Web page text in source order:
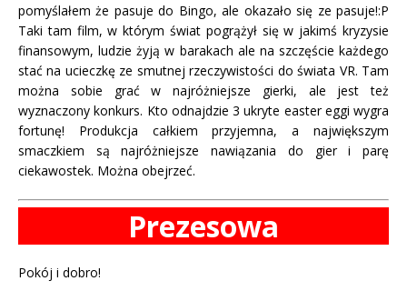
pomyślałem że pasuje do Bingo, ale okazało się ze pasuje!:P
Taki tam film, w którym świat pogrążył się w jakimś kryzysie
finansowym, ludzie żyją w barakach ale na szczęście każdego
stać na ucieczkę ze smutnej rzeczywistości do świata VR. Tam
można sobie grać w najróżniejsze gierki, ale jest też
wyznaczony konkurs. Kto odnajdzie 3 ukryte easter eggi wygra
fortunę! Produkcja całkiem przyjemna, a największym
smaczkiem są najróżniejsze nawiązania do gier i parę
ciekawostek. Można obejrzeć.
Prezesowa
Pokój i dobro!